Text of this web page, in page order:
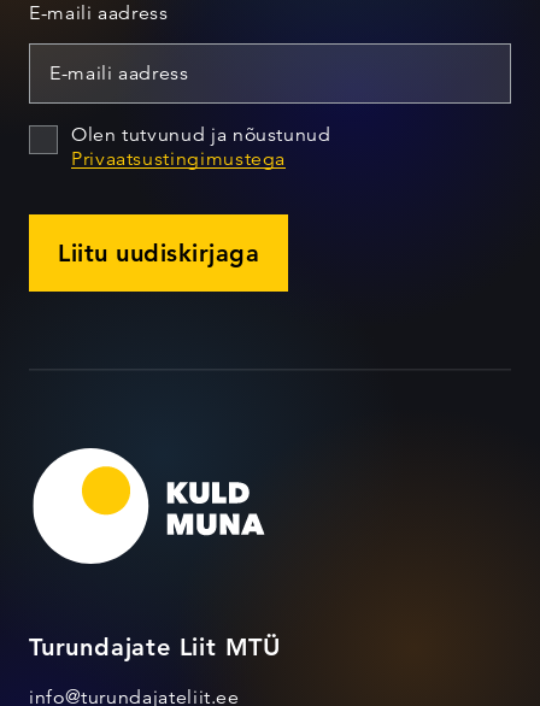
E-maili aadress
Olen tutvunud ja nõustunud
Privaatsustingimustega
Liitu uudiskirjaga
Turundajate Liit MTÜ
info@turundajateliit.ee